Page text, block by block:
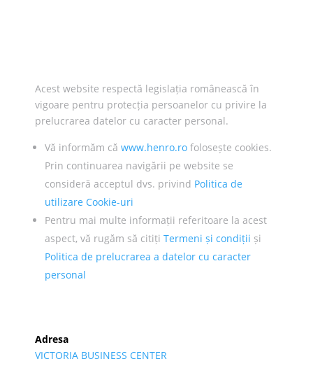
Acest website respectă legislația românească în
vigoare pentru protecția persoanelor cu privire la
prelucrarea datelor cu caracter personal.
Vă informăm că www.henro.ro folosește cookies.
Prin continuarea navigării pe website se
consideră acceptul dvs. privind Politica de
utilizare Cookie-uri
Pentru mai multe informații referitoare la acest
aspect, vă rugăm să citiți Termeni și condiții și
Politica de prelucrarea a datelor cu caracter
personal
Adresa
VICTORIA BUSINESS CENTER